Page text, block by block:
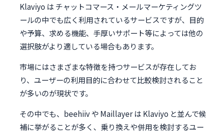
Klaviyo は チャットコマース・メールマーケティングツ
ールの中でも広く利用されているサービスですが、目的
や予算、求める機能、手厚いサポート等によっては他の
選択肢がより適している場合もあります。
市場にはさまざまな特徴を持つサービスが存在してお
り、ユーザーの利用目的に合わせて比較検討されること
が多いのが現状です。
その中でも、beehiiv や Maillayer は Klaviyo と並んで候
補に挙がることが多く、乗り換えや併用を検討するユー